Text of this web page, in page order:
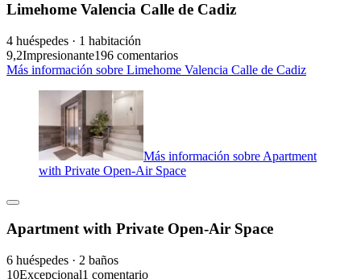
Limehome Valencia Calle de Cadiz
4 huéspedes · 1 habitación
9,2Impresionante196 comentarios
Más información sobre Limehome Valencia Calle de Cadiz
Más información sobre Apartment
with Private Open-Air Space
Apartment with Private Open-Air Space
6 huéspedes · 2 baños
10Excepcional1 comentario